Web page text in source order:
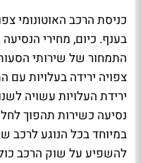
כניסת הרכב האוטונומי
בענף. כיום, מחירי
התמחור של שירותי
צפויה ירידה בעלויות עם
ירידת העלויות עשויה
נסיעה כשירות תהפוך
במיוחד בכל הנוגע לרכב
להשפיע על שוק הרכב